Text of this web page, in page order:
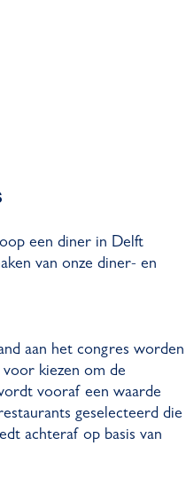
een diner in Delft
van onze diner- en
aan het congres worden
kiezen om de
vooraf een waarde
geselecteerd die
achteraf op basis van